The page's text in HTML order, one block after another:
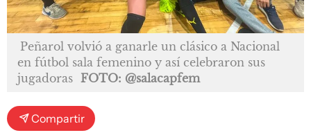
Peñarol volvió a ganarle un clásico a Nacional
en fútbol sala femenino y así celebraron sus
jugadoras FOTO: @salacapfem
Compartir